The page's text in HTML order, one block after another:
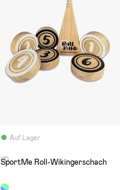
Auf Lager
(1)
SportMe Roll-Wikingerschach